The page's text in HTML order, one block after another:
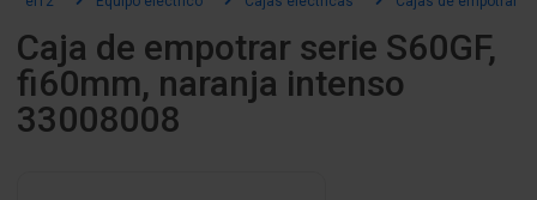
Caja de empotrar serie S60GF,
fi60mm, naranja intenso
33008008